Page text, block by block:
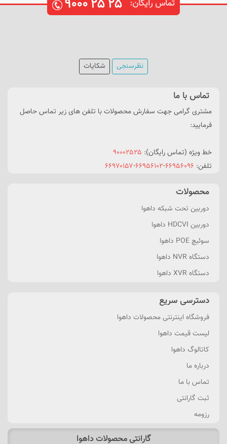
تماس رایگان: ۹۰۰۰۲۵۲۵
نظرسنجی شکایات
تماس با ما
مشتری گرامی جهت سفارش محصولات با تلفن های زیر تماس حاصل
فرمایید:
خط ویژه (تماس رایگان): ۹۰۰۰۲۵۲۵
تلفن: ۶۶۹۵۶۰۹۶-۶۶۹۵۶۱۰۲-۶۶۹۷۰۱۵۷
محصولات
دوربین تحت شبکه داهوا
دوربین HDCVI داهوا
سوئیچ POE داهوا
دستگاه NVR داهوا
دستگاه XVR داهوا
دسترسی سریع
فروشگاه اینترنتی محصولات داهوا
لیست قیمت داهوا
کاتالوگ داهوا
درباره ما
تماس با ما
ثبت گارانتی
رزومه
گارانتی محصولات داهوا